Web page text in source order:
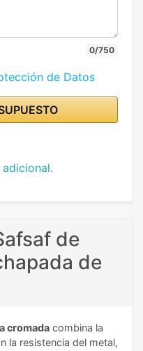
0/750
de Datos
de
de
cromada combina la
la resistencia del metal,